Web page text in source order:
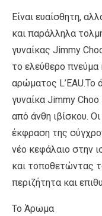
Είναι ευαίσθητη,
και παράλληλα
γυναίκας Jimmy
το ελεύθερο πνεύμα
αρώματος L’EAU.To
γυναίκα Jimmy Choo
από άνθη ιβίσκου.
έκφραση της
νέο κεφάλαιο στην
και τοποθετώντας
περιζήτητα και
To Άρωμα